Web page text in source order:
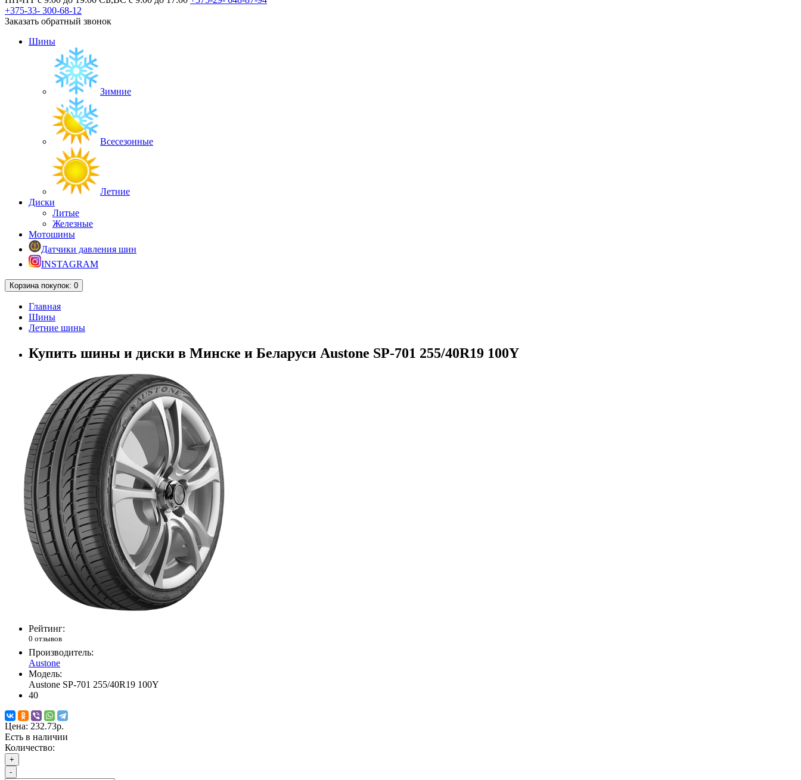
+375-33- 300-68-12
Заказать обратный звонок
Шины
Зимние
Всесезонные
Летние
Диски
Литые
Железные
Мотошины
Датчики давления шин
INSTAGRAM
Корзинапокупок: 0
Главная
Шины
Летние шины
Купить шины и диски в Минске и Беларуси Austone SP-701 255/40R19 100Y
Рейтинг:
0 отзывов
Производитель:
Austone
Модель:
Austone SP-701 255/40R19 100Y
40
Цена: 232.73р.
Есть в наличии
Количество:
+
-